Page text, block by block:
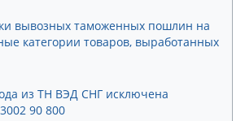
вывозных таможенных пошлин на
категории товаров, выработанных
из ТН ВЭД СНГ исключена
90 800